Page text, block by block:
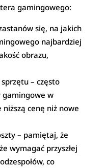
gamingowego:
się, na jakich
najbardziej
obrazu,
– często
gamingowe w
cenę niż nowe
– pamiętaj, że
wymagać przyszłej
co